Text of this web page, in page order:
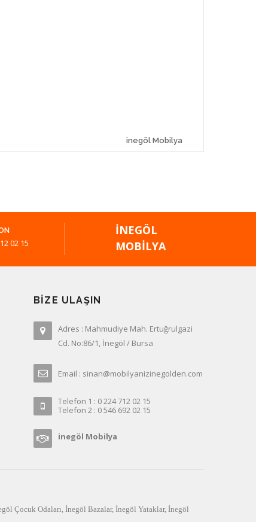
inegöl Mobilya
02 15
İNEGÖL
MOBILYA
BIZE ULAŞIN
Adres : Mahmudiye Mah. Ertuğrulgazi
Cd. No:86/1, İnegöl / Bursa
Email : sinan@mobilyanizinegolden.com
Telefon 1 : 0 224 712 02 15
Telefon 2 : 0 546 692 02 15
inegöl Mobilya
Çocuk Odaları İnegöl Bazalar, İnegöl Yataklar, İnegöl